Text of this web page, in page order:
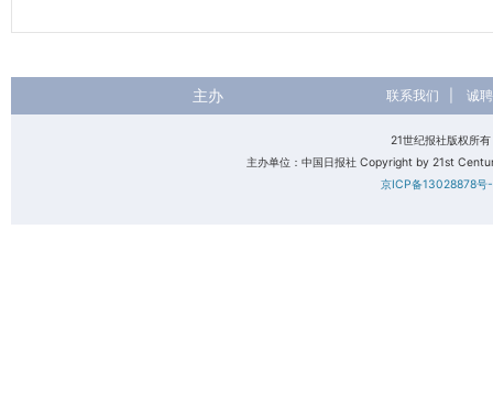
主办 联系我们 诚
21世纪报社版权所
主办单位：中国日报社 Copyright by 21st
京ICP备13028878号